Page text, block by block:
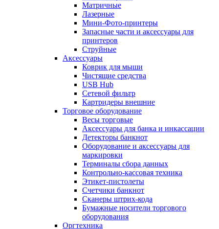
Матричные
Лазерные
Мини-Фото-принтеры
Запасные части и аксессуары для
принтеров
Струйные
Аксессуары
Коврик для мыши
Чистящие средства
USB Hub
Сетевой фильтр
Картридеры внешние
Торговое оборудование
Весы торговые
Аксессуары для банка и инкассации
Детекторы банкнот
Оборудование и аксессуары для
маркировки
Терминалы сбора данных
Контрольно-кассовая техника
Этикет-пистолеты
Счетчики банкнот
Сканеры штрих-кода
Бумажные носители торгового
оборудования
Оргтехника